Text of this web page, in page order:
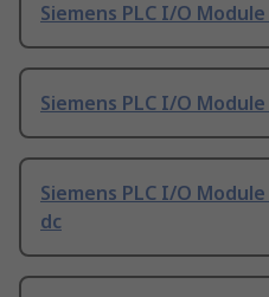
Siemens PLC I/O
Siemens PLC I/O
Siemens PLC I/O
dc